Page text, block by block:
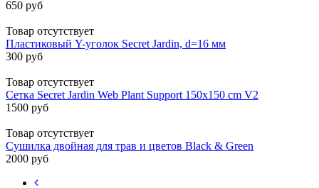
650 руб
Товар отсутствует
Пластиковый Y-уголок Secret Jardin, d=16 мм
300 руб
Товар отсутствует
Сетка Secret Jardin Web Plant Support 150х150 cm V2
1500 руб
Товар отсутствует
Сушилка двойная для трав и цветов Black & Green
2000 руб